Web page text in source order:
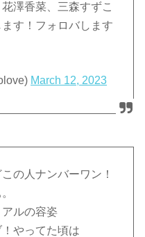
澤香菜、三森すずこ
す！フォロバします
March 12, 2023
の人ナンバーワン！
ルの容姿
やってた頃は